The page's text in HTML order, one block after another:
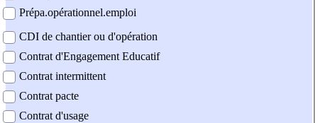
Prépa.opérationnel.emploi
CDI de chantier ou d'opération
Contrat d'Engagement Educatif
Contrat intermittent
Contrat pacte
Contrat d'usage